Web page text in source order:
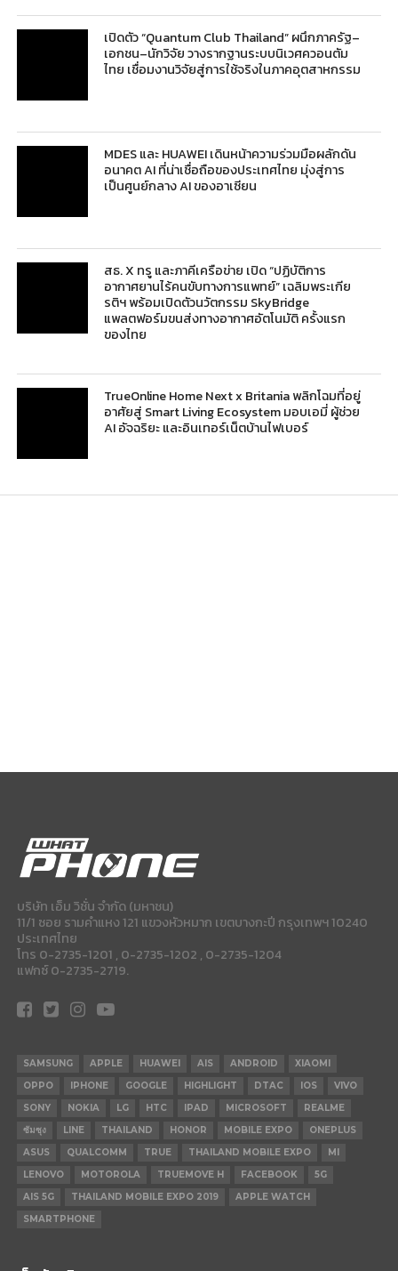
เปิดตัว “Quantum Club Thailand” ผนึกภาครัฐ–
เอกชน–นักวิจัย วางรากฐานระบบนิเวศควอนตัม
ไทย เชื่อมงานวิจัยสู่การใช้จริงในภาคอุตสาหกรรม
MDES และ HUAWEI เดินหน้าความร่วมมือผลักดัน
อนาคต AI ที่น่าเชื่อถือของประเทศไทย มุ่งสู่การ
เป็นศูนย์กลาง AI ของอาเซียน
สธ. X ทรู และภาคีเครือข่าย เปิด “ปฏิบัติการ
อากาศยานไร้คนขับทางการแพทย์” เฉลิมพระเกีย
รติฯ พร้อมเปิดตัวนวัตกรรม SkyBridge
แพลตฟอร์มขนส่งทางอากาศอัตโนมัติ ครั้งแรก
ของไทย
TrueOnline Home Next x Britania พลิกโฉมที่อยู่
อาศัยสู่ Smart Living Ecosystem มอบเอมี่ ผู้ช่วย
AI อัจฉริยะ และอินเทอร์เน็ตบ้านไฟเบอร์
บริษัท เอ็ม วิชั่น จำกัด (มหาชน)
11/1 ซอย รามคำแหง 121 แขวงหัวหมาก เขตบางกะปี กรุงเทพฯ 10240
ประเทศไทย
โทร 0-2735-1201 , 0-2735-1202 , 0-2735-1204
แฟกซ์ 0-2735-2719.
SAMSUNG APPLE HUAWEI AIS ANDROID
XIAOMI
OPPO
IPHONE GOOGLE HIGHLIGHT DTAC IOS
VIVO
SONY
NOKIA LG HTC IPAD MICROSOFT
REALME
ซัมซุง
LINE THAILAND HONOR MOBILE EXPO
ONEPLUS
ASUS
QUALCOMM TRUE THAILAND MOBILE EXPO
MI
LENOVO
MOTOROLA TRUEMOVE H FACEBOOK
5G
AIS 5G
THAILAND MOBILE EXPO 2019
APPLE WATCH
SMARTPHONE